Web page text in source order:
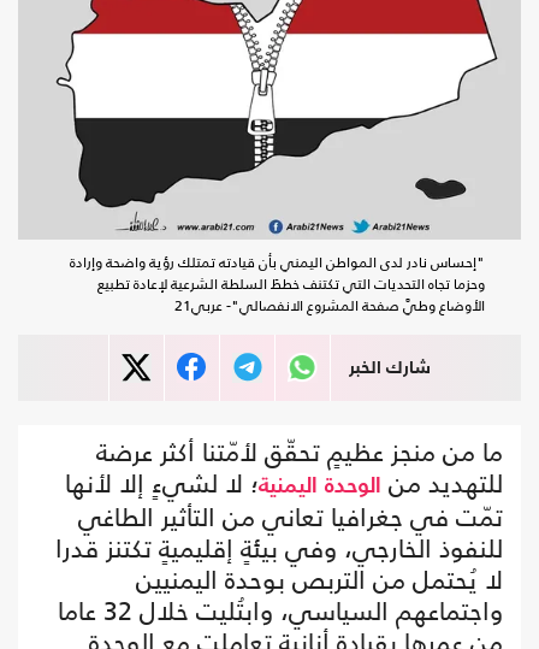
"إحساس نادر لدى المواطن اليمني بأن قيادته تمتلك رؤية واضحة وإرادة
وحزما تجاه التحديات التي تكتنف خططَ السلطة الشرعية لإعادة تطبيع
الأوضاع وطيَّ صفحة المشروع الانفصالي"- عربي21
شارك الخبر
ما من منجز عظيمٍ تحقّق لأمّتنا أكثر عرضة
للتهديد من الوحدة اليمنية؛ لا لشيءٍ إلا لأنها
تمّت في جغرافيا تعاني من التأثير الطاغي
للنفوذ الخارجي، وفي بيئةٍ إقليميةٍ تكتنز قدرا
لا يُحتمل من التربص بوحدة اليمنيين
واجتماعهم السياسي، وابتُليت خلال 32 عاما